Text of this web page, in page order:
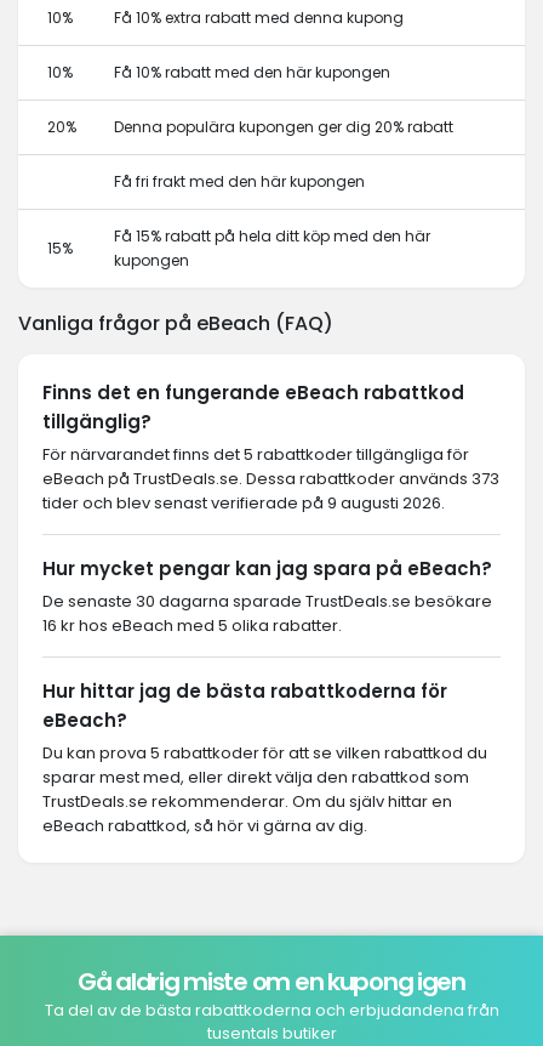
10% Få 10% extra rabatt med denna kupong
10% Få 10% rabatt med den här kupongen
20% Denna populära kupongen ger dig 20% rabatt
Få fri frakt med den här kupongen
15%
Få 15% rabatt på hela ditt köp med den här
kupongen
Vanliga frågor på eBeach (FAQ)
Finns det en fungerande eBeach rabattkod
tillgänglig?
För närvarandet finns det 5 rabattkoder tillgängliga för
eBeach på TrustDeals.se. Dessa rabattkoder används 373
tider och blev senast verifierade på 9 augusti 2026.
Hur mycket pengar kan jag spara på eBeach?
De senaste 30 dagarna sparade TrustDeals.se besökare
16 kr hos eBeach med 5 olika rabatter.
Hur hittar jag de bästa rabattkoderna för
eBeach?
Du kan prova 5 rabattkoder för att se vilken rabattkod du
sparar mest med, eller direkt välja den rabattkod som
TrustDeals.se rekommenderar. Om du själv hittar en
eBeach rabattkod, så hör vi gärna av dig.
Gå aldrig miste om en kupong igen
Ta del av de bästa rabattkoderna och erbjudandena från
tusentals butiker